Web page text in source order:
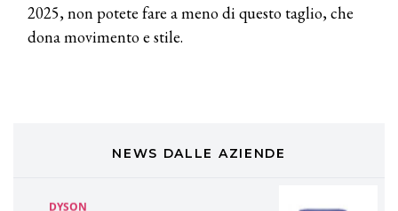
2025, non potete fare a meno di questo taglio, che
dona movimento e stile.
NEWS DALLE AZIENDE
DAVINES
Davines presenta cofanetti beauty
WELLNESS CONGRESS 2022: I
DYSON